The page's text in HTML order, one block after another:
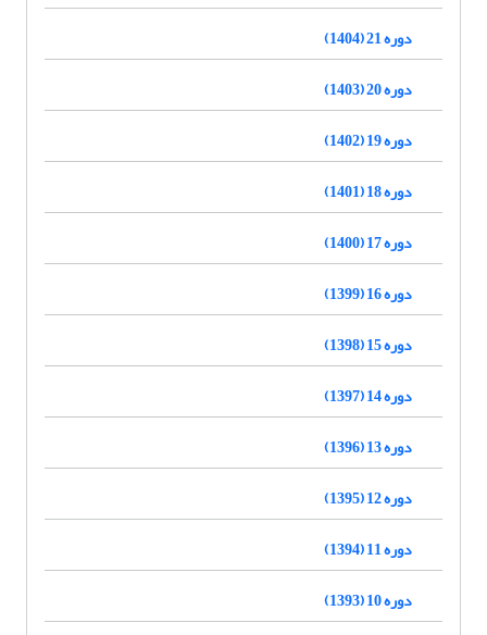
دوره 21 (1404)
دوره 20 (1403)
دوره 19 (1402)
دوره 18 (1401)
دوره 17 (1400)
دوره 16 (1399)
دوره 15 (1398)
دوره 14 (1397)
دوره 13 (1396)
دوره 12 (1395)
دوره 11 (1394)
دوره 10 (1393)